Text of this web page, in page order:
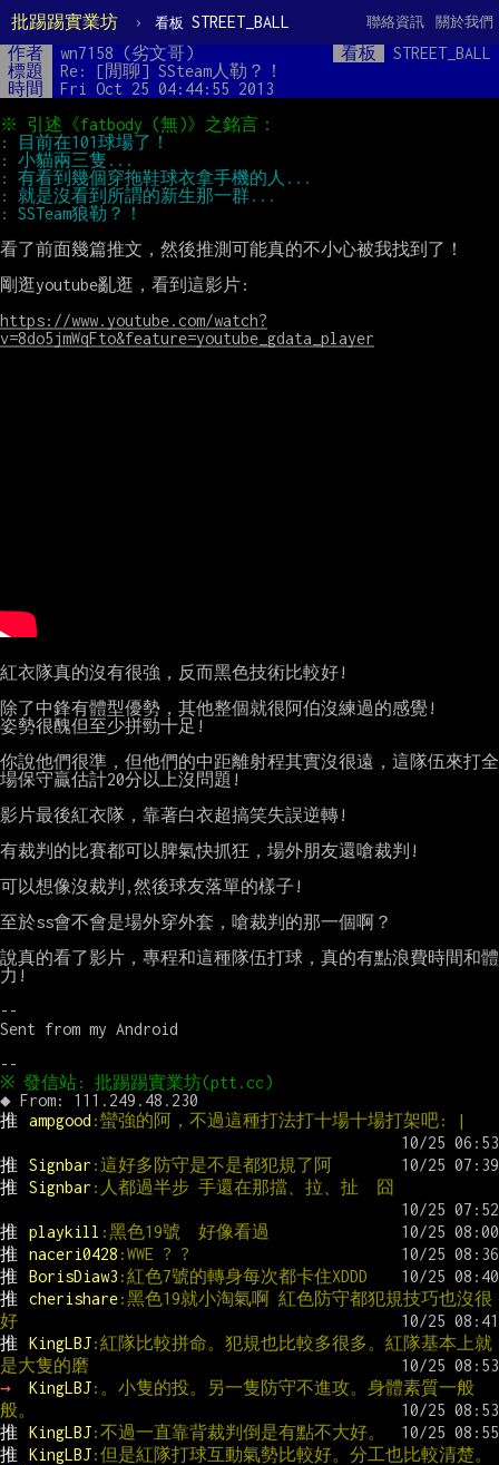
批踢踢實業坊 › 看板 STREET_BALL 關於我們
聯絡資訊
作者 wn7158 (劣文哥) 看板
STREET_BALL
標題
Re: [閒聊] SSteam人勒？！
時間
Fri Oct 25 04:44:55 2013
看了前面幾篇推文，然後推測可能真的不小心被我找到了！
剛逛youtube亂逛，看到這影片:
https://www.youtube.com/watch?
v=8do5jmWqFto&feature=youtube_gdata_player
紅衣隊真的沒有很強，反而黑色技術比較好!
除了中鋒有體型優勢，其他整個就很阿伯沒練過的感覺!
姿勢很醜但至少拼勁十足!
你說他們很準，但他們的中距離射程其實沒很遠，這隊伍來打全
場保守贏估計20分以上沒問題!
影片最後紅衣隊，靠著白衣超搞笑失誤逆轉!
有裁判的比賽都可以脾氣快抓狂，場外朋友還嗆裁判!
可以想像沒裁判,然後球友落單的樣子!
至於ss會不會是場外穿外套，嗆裁判的那一個啊？
說真的看了影片，專程和這種隊伍打球，真的有點浪費時間和體
力!
--
Sent from my Android
推
ampgood :蠻強的阿，不過這種打法打十場十場打架吧: |
推 Signbar :這好多防守是不是都犯規了阿
推
Signbar :人都過半步 手還在那擋、拉、扯  囧
推 playkill :黑色19號  好像看過
推
naceri0428 :WWE ? ?
推
BorisDiaw3 :紅色7號的轉身每次都卡住XDDD
推
cherishare:黑色19就小淘氣啊 紅色防守都犯規技巧也沒很
好
推
KingLBJ:紅隊比較拼命。犯規也比較多很多。紅隊基本上就
是大隻的磨
→
KingLBJ:。小隻的投。另一隻防守不進攻。身體素質一般
般。
推
KingLBJ:不過一直靠背裁判倒是有點不大好。
推
KingLBJ:但是紅隊打球互動氣勢比較好。分工也比較清楚。